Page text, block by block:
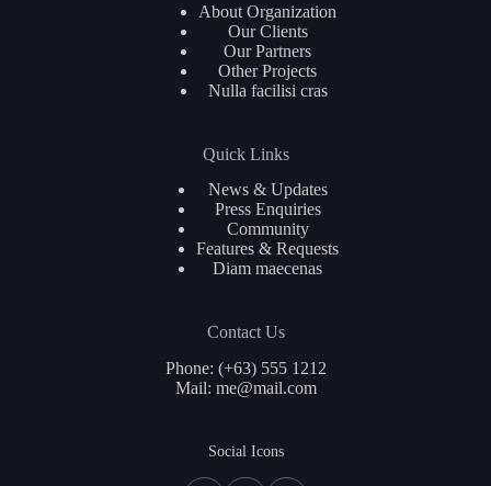
About Organization
Our Clients
Our Partners
Other Projects
Nulla facilisi cras
Quick Links
News & Updates
Press Enquiries
Community
Features & Requests
Diam maecenas
Contact Us
Phone: (+63) 555 1212
Mail: me@mail.com
Social Icons